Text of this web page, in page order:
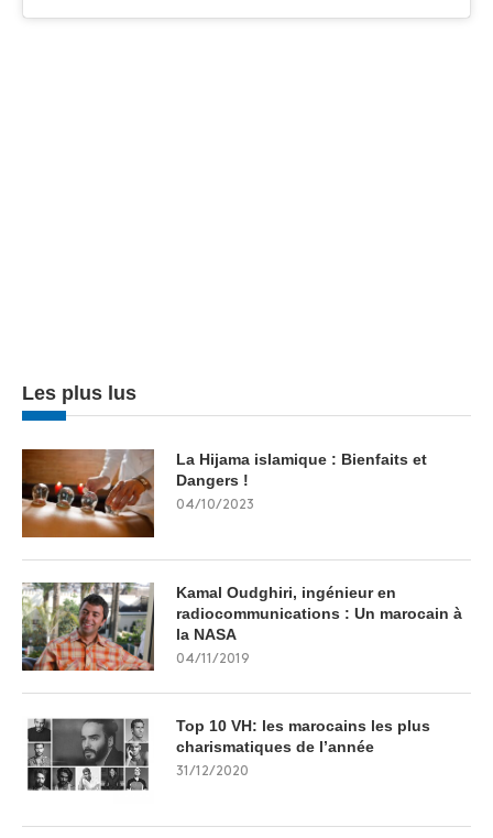
Les plus lus
La Hijama islamique : Bienfaits et
Dangers !
04/10/2023
Kamal Oudghiri, ingénieur en
radiocommunications : Un marocain à
la NASA
04/11/2019
Top 10 VH: les marocains les plus
charismatiques de l’année
31/12/2020